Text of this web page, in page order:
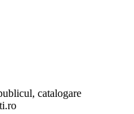
catalogare